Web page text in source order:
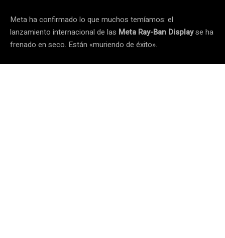
Meta ha confirmado lo que muchos temíamos: el
lanzamiento internacional de las Meta Ray-Ban Displayse ha
frenado en seco. Están «muriendo de éxito».